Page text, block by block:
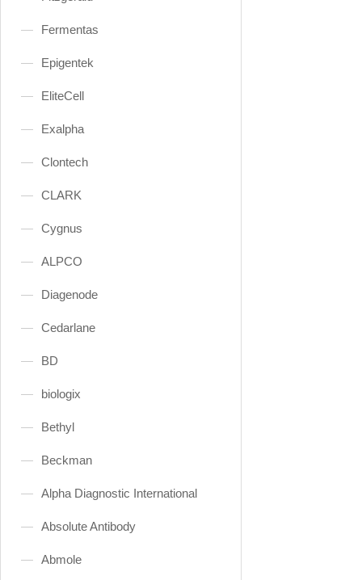
Fermentas
Epigentek
EliteCell
Exalpha
Clontech
CLARK
Cygnus
ALPCO
Diagenode
Cedarlane
BD
biologix
Bethyl
Beckman
Alpha Diagnostic International
Absolute Antibody
Abmole